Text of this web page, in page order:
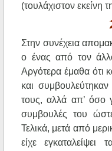
(τουλάχιστον εκείνη
Στην συνέχεια
ο ένας από τον
Αργότερα έμαθα ότι
και
τους, αλλά απ’ όσο
συμβουλές του
Τελικά, μετά από
είχε